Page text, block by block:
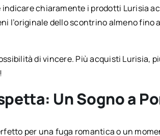
indicare chiaramente i prodotti Lurisia
l’originale dello scontrino almeno fino
di vincere. Più acquisti Lurisia,
Un Sogno a
per una fuga romantica o un